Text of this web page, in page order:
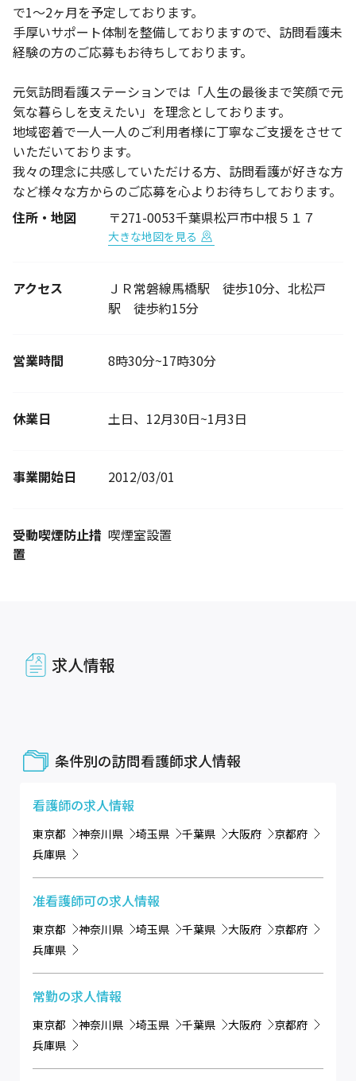
で1～2ヶ月を予定しております。
手厚いサポート体制を整備しておりますので、訪問看護未
経験の方のご応募もお待ちしております。
元気訪問看護ステーションでは「人生の最後まで笑顔で元
気な暮らしを支えたい」を理念としております。
地域密着で一人一人のご利用者様に丁寧なご支援をさせて
いただいております。
我々の理念に共感していただける方、訪問看護が好きな方
など様々な方からのご応募を心よりお待ちしております。
住所・地図
〒271-0053千葉県松戸市中根５１７
大きな地図を見る
アクセス
ＪＲ常磐線馬橋駅 徒歩10分、北松戸
駅 徒歩約15分
営業時間 8時30分~17時30分
休業日 土日、12月30日~1月3日
事業開始日 2012/03/01
受動喫煙防止措
置
喫煙室設置
求人情報
条件別の訪問看護師求人情報
看護師の求人情報
東京都 神奈川県 埼玉県 千葉県 大阪府
京都府
兵庫県
准看護師可の求人情報
東京都 神奈川県 埼玉県 千葉県 大阪府
京都府
兵庫県
常勤の求人情報
東京都 神奈川県 埼玉県 千葉県 大阪府
京都府
兵庫県